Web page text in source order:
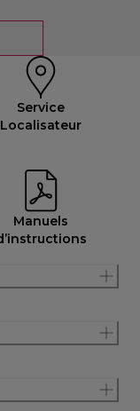
Service
Localisateur
Manuels